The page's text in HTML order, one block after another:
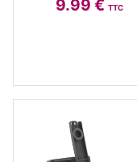
9.99 € TTC